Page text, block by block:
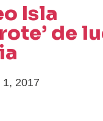
Isla
de
2017